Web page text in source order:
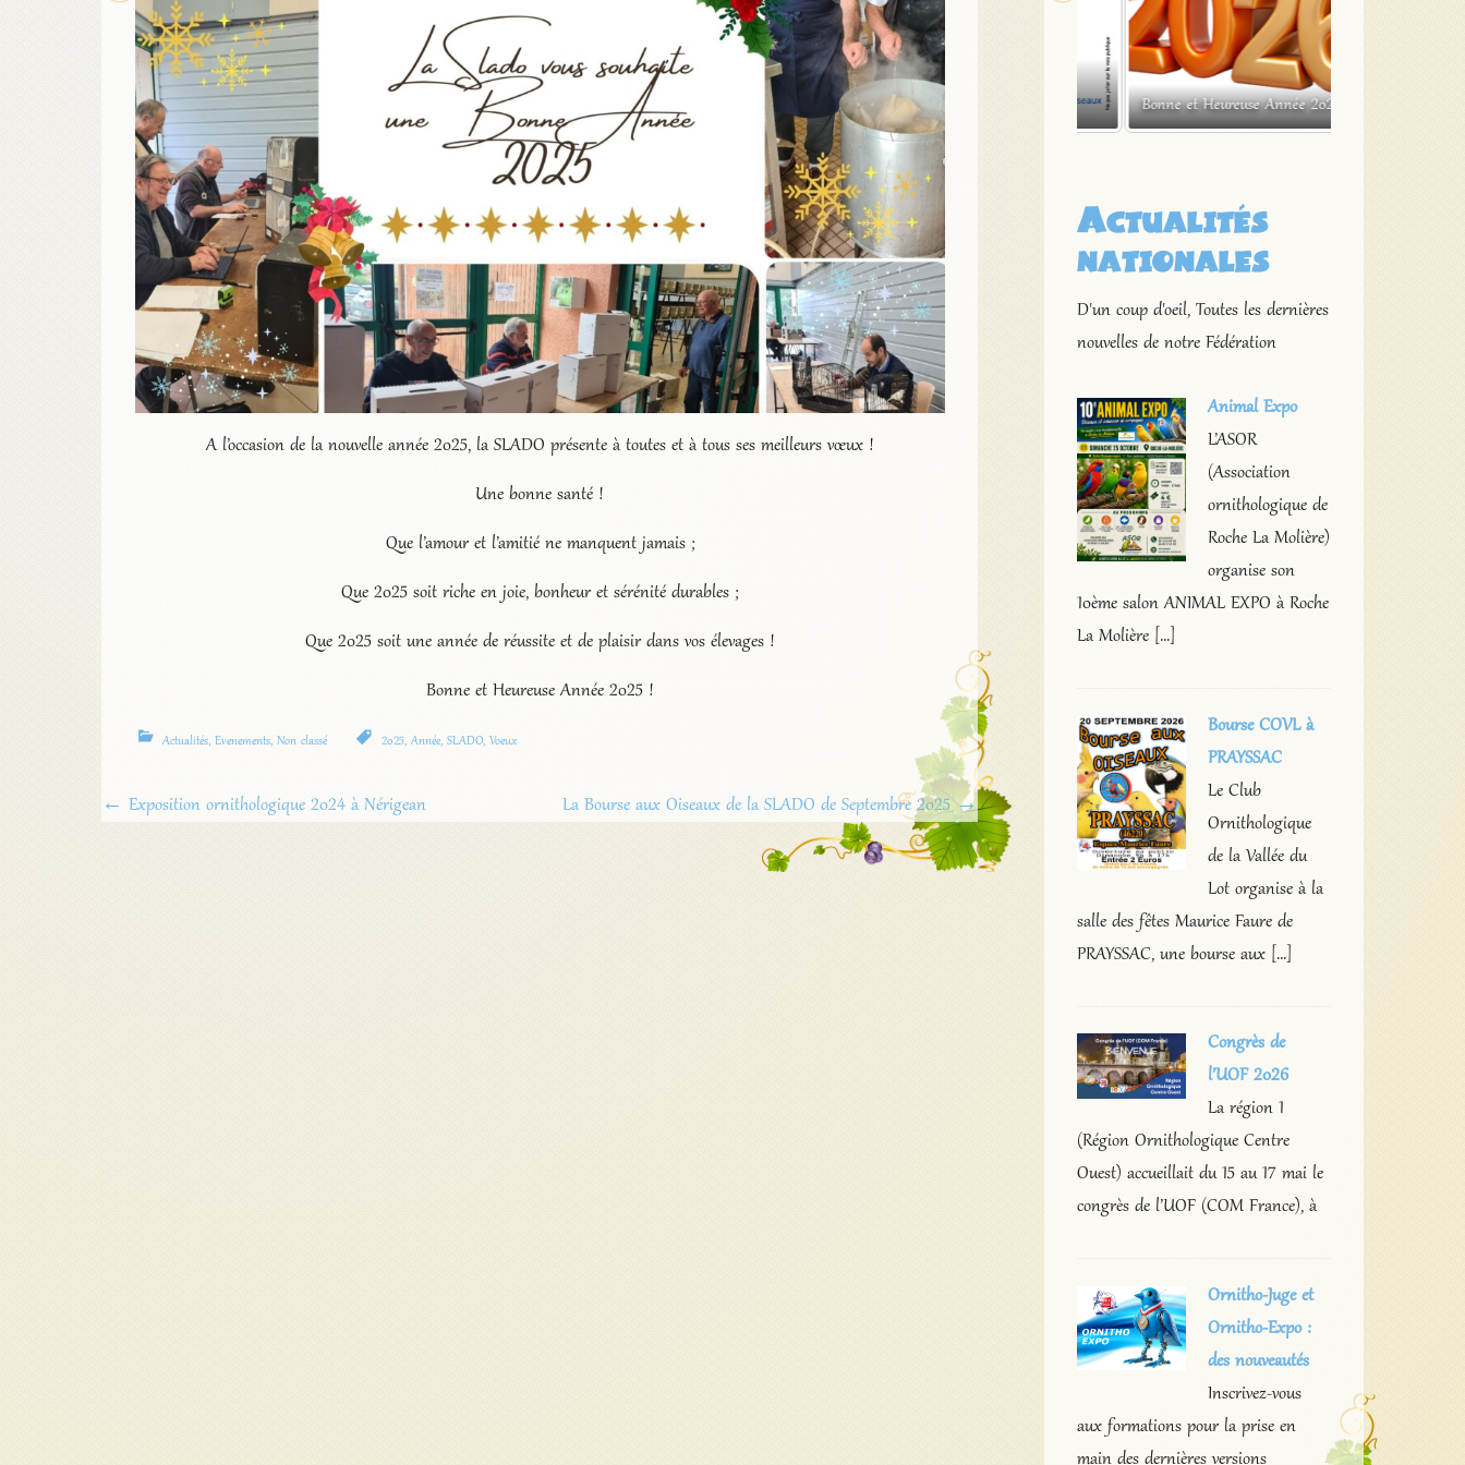
A l’occasion de la nouvelle année 2025, la SLADO présente à toutes et à tous ses meilleurs vœux !
Une bonne santé !
Que l’amour et l’amitié ne manquent jamais ;
Que 2025 soit riche en joie, bonheur et sérénité durables ;
Que 2025 soit une année de réussite et de plaisir dans vos élevages !
Bonne et Heureuse Année 2025 !
Actualités,Evenements,Non classé 2025,Année,SLADO,Voeux
Navigation
← Exposition ornithologique 2024 à Nérigean La Bourse aux Oiseaux de la SLADO de Septembre 2025 →
La Bourse aux Oiseaux de la
SLADO du 1er mars 2026
Bonne et Heureuse Année 2026 !
Actualités
nationales
D'un coup d'oeil, Toutes les dernières
nouvelles de notre Fédération
Animal Expo
L’ASOR
(Association
ornithologique de
Roche La Molière)
organise son
10ème salon ANIMAL EXPO à Roche
La Molière […]
Bourse COVL à
PRAYSSAC
Le Club
Ornithologique
de la Vallée du
Lot organise à la
salle des fêtes Maurice Faure de
PRAYSSAC, une bourse aux […]
Congrès de
l’UOF 2026
La région 1
(Région Ornithologique Centre
Ouest) accueillait du 15 au 17 mai le
congrès de l’UOF (COM France), à
Ornitho-Juge et
Ornitho-Expo :
des nouveautés
Inscrivez-vous
aux formations pour la prise en
main des dernières versions